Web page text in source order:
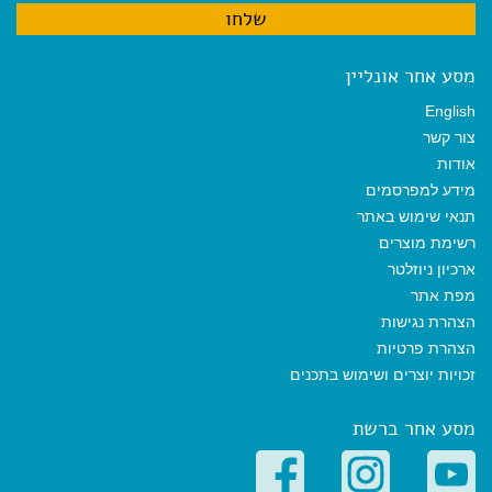
מסע אחר אונליין
English
צור קשר
אודות
מידע למפרסמים
תנאי שימוש באתר
רשימת מוצרים
ארכיון ניוזלטר
מפת אתר
הצהרת נגישות
הצהרת פרטיות
זכויות יוצרים ושימוש בתכנים
מסע אחר ברשת